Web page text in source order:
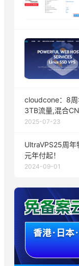
cloudcone：8
3TB流量,混合
2025-07-23
UltraVPS25周
元年付起！
2024-09-01